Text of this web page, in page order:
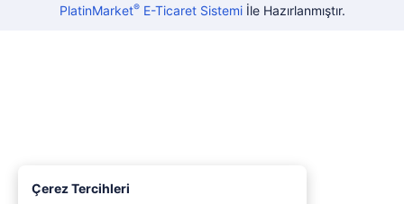
PlatinMarket®E-Ticaret Sistemiİle Hazırlanmıştır.
Çerez Tercihleri